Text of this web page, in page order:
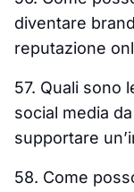
diventare
reputazione
57. Quali sono
social media
supportare
58. Come